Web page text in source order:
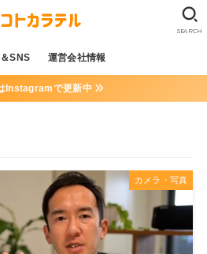
SNS 運営会社情報
SEARCH
Instagramで更新中
カメラ・写真